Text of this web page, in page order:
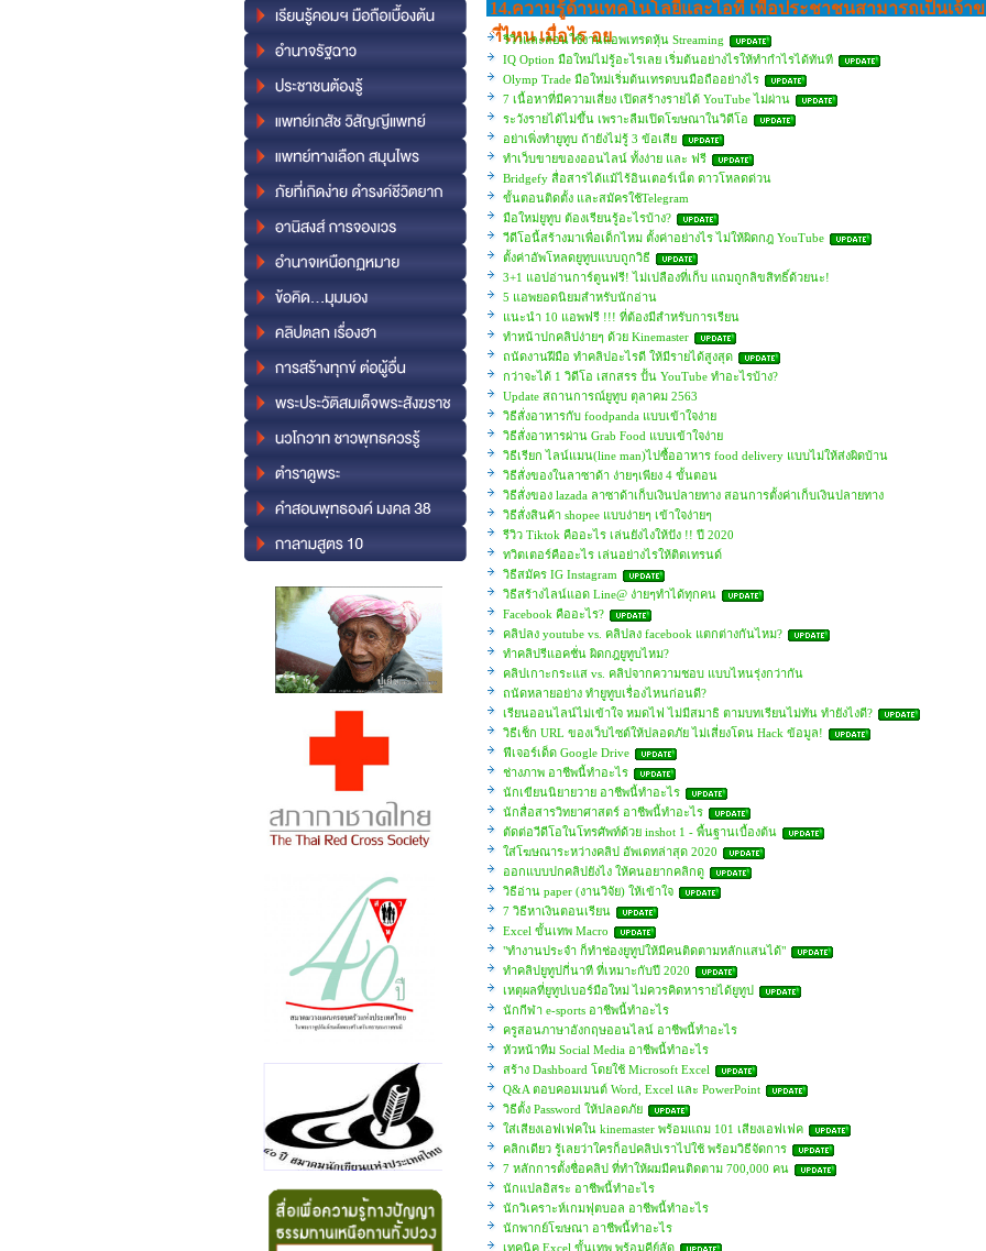
14.ความรู้ด้านเทคโนโลยีและไอที เพื่อประชาชนสามารถเป็นเจ้า
ที่ไหน เมื่อไร อย
รีวิวและสอนใช้งานแอพเทรดหุ้น Streaming
IQ Option มือใหม่ไม่รู้อะไรเลย เริ่มต้นอย่างไรให้ทำกำไรได้ทันที
Olymp Trade มือใหม่เริ่มต้นเทรดบนมือถืออย่างไร
7 เนื้อหาที่มีความเสี่ยง เปิดสร้างรายได้ YouTube ไม่ผ่าน
ระวังรายได้ไม่ขึ้น เพราะลืมเปิดโฆษณาในวิดีโอ
อย่าเพิ่งทำยูทูบ ถ้ายังไม่รู้ 3 ข้อเสีย
ทำเว็บขายของออนไลน์ ทั้งง่าย และ ฟรี
Bridgefy สื่อสารได้แม้ไร้อินเตอร์เน็ต ดาวโหลดด่วน
ขั้นตอนติดตั้ง และสมัครใช้Telegram
มือใหม่ยูทูบ ต้องเรียนรู้อะไรบ้าง?
วีดีโอนี้สร้างมาเพื่อเด็กไหม ตั้งค่าอย่างไร ไม่ให้ผิดกฎ YouTube
ตั้งค่าอัพโหลดยูทูบแบบถูกวิธี
3+1 แอปอ่านการ์ตูนฟรี! ไม่เปลืองที่เก็บ แถมถูกลิขสิทธิ์ด้วยนะ!
5 แอพยอดนิยมสำหรับนักอ่าน
แนะนำ 10 แอพฟรี !!! ที่ต้องมีสำหรับการเรียน
ทำหน้าปกคลิปง่ายๆ ด้วย Kinemaster
ถนัดงานฝีมือ ทำคลิปอะไรดี ให้มีรายได้สูงสุด
กว่าจะได้ 1 วิดีโอ เสกสรร ปั้น YouTube ทำอะไรบ้าง?
Update สถานการณ์ยูทูบ ตุลาคม 2563
วิธีสั่งอาหารกับ foodpanda แบบเข้าใจง่าย
วิธีสั่งอาหารผ่าน Grab Food แบบเข้าใจง่าย
วิธีเรียก ไลน์แมน(line man)ไปซื้ออาหาร food delivery แบบไม่ให้ส่งผิดบ้าน
วิธีสั่งของในลาซาด้า ง่ายๆเพียง 4 ขั้นตอน
วิธีสั่งของ lazada ลาซาด้าเก็บเงินปลายทาง สอนการตั้งค่าเก็บเงินปลายทาง
วิธีสั่งสินค้า shopee แบบง่ายๆ เข้าใจง่ายๆ
รีวิว Tiktok คืออะไร เล่นยังไงให้ปัง !! ปี 2020
ทวิตเตอร์คืออะไร เล่นอย่างไรให้ติดเทรนด์
วิธีสมัคร IG Instagram
วิธีสร้างไลน์แอด Line@ ง่ายๆทำได้ทุกคน
Facebook คืออะไร?
คลิปลง youtube vs. คลิปลง facebook แตกต่างกันไหม?
ทำคลิปรีแอคชั่น ผิดกฎยูทูบไหม?
คลิปเกาะกระแส vs. คลิปจากความชอบ แบบไหนรุ่งกว่ากัน
ถนัดหลายอย่าง ทำยูทูบเรื่องไหนก่อนดี?
เรียนออนไลน์ไม่เข้าใจ หมดไฟ ไม่มีสมาธิ ตามบทเรียนไม่ทัน ทำยังไงดี?
วิธีเช็ก URL ของเว็บไซต์ให้ปลอดภัย ไม่เสี่ยงโดน Hack ข้อมูล!
ฟีเจอร์เด็ด Google Drive
ช่างภาพ อาชีพนี้ทำอะไร
นักเขียนนิยายวาย อาชีพนี้ทำอะไร
นักสื่อสารวิทยาศาสตร์ อาชีพนี้ทำอะไร
ตัดต่อวีดีโอในโทรศัพท์ด้วย inshot 1 - พื้นฐานเบื้องต้น
ใส่โฆษณาระหว่างคลิป อัพเดทล่าสุด 2020
ออกแบบปกคลิปยังไง ให้คนอยากคลิกดู
วิธีอ่าน paper (งานวิจัย) ให้เข้าใจ
7 วิธีหาเงินตอนเรียน
Excel ขั้นเทพ Macro
"ทำงานประจำ ก็ทำช่องยูทูปให้มีคนติดตามหลักแสนได้"
ทำคลิปยูทูปกี่นาที ที่เหมาะกับปี 2020
เหตุผลที่ยูทูปเบอร์มือใหม่ ไม่ควรคิดหารายได้ยูทูป
นักกีฬา e-sports อาชีพนี้ทำอะไร
ครูสอนภาษาอังกฤษออนไลน์ อาชีพนี้ทำอะไร
หัวหน้าทีม Social Media อาชีพนี้ทำอะไร
สร้าง Dashboard โดยใช้ Microsoft Excel
Q&A ตอบคอมเมนต์ Word, Excel และ PowerPoint
วิธีตั้ง Password ให้ปลอดภัย
ใส่เสียงเอฟเฟคใน kinemaster พร้อมแถม 101 เสียงเอฟเฟค
คลิกเดียว รู้เลยว่าใครก็อปคลิปเราไปใช้ พร้อมวิธีจัดการ
7 หลักการตั้งชื่อคลิป ที่ทำให้ผมมีคนติดตาม 700,000 คน
นักแปลอิสระ อาชีพนี้ทำอะไร
นักวิเคราะห์เกมฟุตบอล อาชีพนี้ทำอะไร
นักพากย์โฆษณา อาชีพนี้ทำอะไร
เทคนิค Excel ขั้นเทพ พร้อมคีย์ลัด